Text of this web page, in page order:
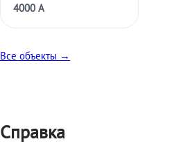
4000 А
Все объекты →
Справка